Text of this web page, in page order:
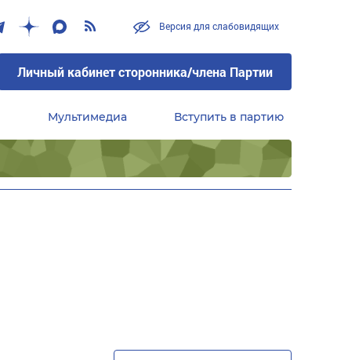
Версия для слабовидящих
Личный кабинет сторонника/члена Партии
Мультимедиа Вступить в партию